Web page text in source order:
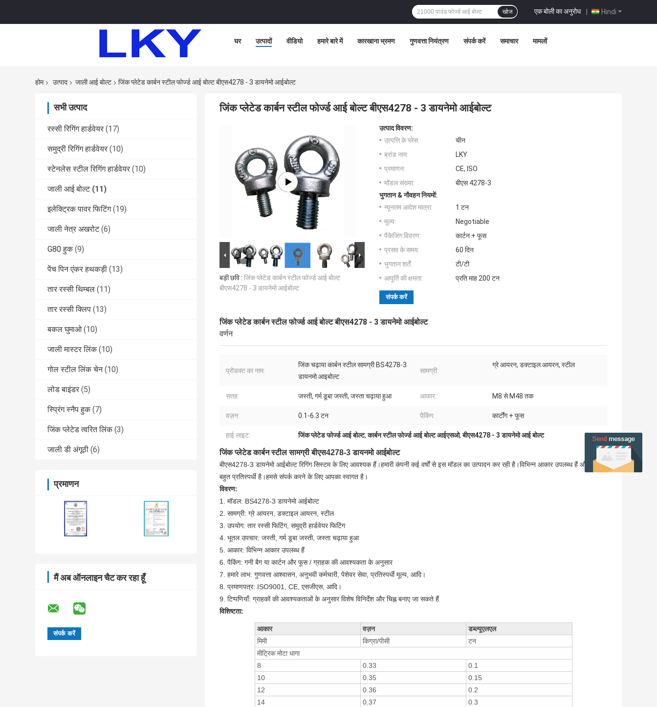
Hindi
एक बोली का अनुरोध |
खोज
घर उत्पादों वीडियो हमारे बारे में कारखाना भ्रमण गुणवत्ता नियंत्रण संपर्क करें समाचार मामलों
होम उत्पाद जाली आई बोल्ट जिंक प्लेटेड कार्बन स्टील फोर्ज्ड आई बोल्ट बीएस4278 - 3 डायनेमो आईबोल्ट
सभी उत्पाद
रस्सी रिगिंग हार्डवेयर (17)
समुद्री रिगिंग हार्डवेयर (10)
स्टेनलेस स्टील रिगिंग हार्डवेयर (10)
जाली आई बोल्ट (11)
इलेक्ट्रिक पावर फिटिंग (19)
जाली नेत्र अखरोट (6)
G80 हुक (9)
पेंच पिन एंकर हथकड़ी (13)
तार रस्सी थिम्बल (11)
तार रस्सी क्लिप (13)
बकल घुमाओ (10)
जाली मास्टर लिंक (10)
गोल स्टील लिंक चेन (10)
लोड बाइंडर (5)
स्प्रिंग स्नैप हुक (7)
जिंक प्लेटेड त्वरित लिंक (3)
जाली डी अंगूठी (6)
प्रमाणन
मैं अब ऑनलाइन चैट कर रहा हूँ
जिंक प्लेटेड कार्बन स्टील फोर्ज्ड आई बोल्ट बीएस4278 - 3 डायनेमो आईबोल्ट
बड़ी छवि : जिंक प्लेटेड कार्बन स्टील फोर्ज्ड आई बोल्ट
बीएस4278 - 3 डायनेमो आईबोल्ट
उत्पाद विवरण:
उत्पत्ति के प्लेस:
चीन
ब्रांड नाम:
LKY
प्रमाणन:
CE, ISO
मॉडल संख्या:
बीएस 4278-3
भुगतान & नौवहन नियमों:
न्यूनतम आदेश मात्रा:
1 टन
मूल्य:
Negotiable
पैकेजिंग विवरण:
कार्टन + फूस
प्रसव के समय:
60 दिन
भुगतान शर्तें:
टी/टी
आपूर्ति की क्षमता:
प्रति माह 200 टन
संपर्क करें
जिंक प्लेटेड कार्बन स्टील फोर्ज्ड आई बोल्ट बीएस4278 - 3 डायनेमो आईबोल्ट
वर्णन
प्रोडक्ट का नाम:
जिंक चढ़ाया कार्बन स्टील सामग्री BS4278-3
डायनमो आइबोल्ट
सामग्री:
ग्रे आयरन, डक्टाइल आयरन, स्टील
सतह: जस्ती, गर्म डूबा जस्ती, जस्ता चढ़ाया हुआ आकार: M8 से M48 तक
वज़न: 0.1-6.3 टन पैकिंग: कार्टोंग + फूस
हाई लाइट: जिंक प्लेटेड फोर्ज्ड आई बोल्ट,कार्बन स्टील फोर्ज्ड आई बोल्ट आईएसओ,बीएस4278 - 3 डायनेमो आई बोल्ट
जिंक प्लेटेड कार्बन स्टील सामग्री बीएस4278-3 डायनमो आईबोल्ट
बीएस4278-3 डायनेमो आईबोल्ट रिगिंग सिस्टम के लिए आवश्यक हैं।हमारी कंपनी कई वर्षों से इस मॉडल का उत्पादन कर रही है।विभिन्न आकार उपलब्ध हैं और कीमत
बहुत प्रतिस्पर्धी है।हमसे संपर्क करने के लिए आपका स्वागत है।
विवरण:
1. मॉडल: BS4278-3 डायनेमो आईबोल्ट
2. सामग्री: ग्रे आयरन, डक्टाइल आयरन, स्टील
3. उपयोग: तार रस्सी फिटिंग, समुद्री हार्डवेयर फिटिंग
4. भूतल उपचार: जस्ती, गर्म डूबा जस्ती, जस्ता चढ़ाया हुआ
5. आकार: विभिन्न आकार उपलब्ध हैं
6. पैकिंग: गनी बैग या कार्टन और फूस / ग्राहक की आवश्यकता के अनुसार
7. हमारे लाभ: गुणवत्ता आश्वासन, अनुभवी कर्मचारी, पेशेवर सेवा, प्रतिस्पर्धी मूल्य, आदि।
8. प्रमाणपत्र: ISO9001, CE, एसजीएस, आदि।
9. टिप्पणियाँ: ग्राहकों की आवश्यकताओं के अनुसार विशेष विनिर्देश और चिह्न बनाए जा सकते हैं
विशिष्टता:
आकार वज़न
डब्ल्यूएलएल
मिमी
किग्रा/पीसी
टन
मीट्रिक मोटा धागा
8
0.33
0.1
10
0.35
0.15
12
0.36
0.2
14
0.37
0.3